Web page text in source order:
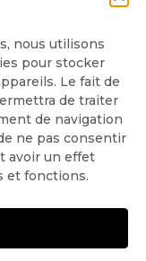
nous utilisons
pour stocker
Le fait de
de traiter
de navigation
ne pas consentir
avoir un effet
et fonctions.